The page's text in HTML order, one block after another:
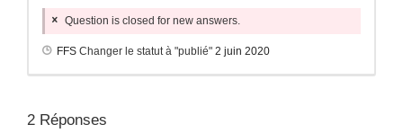
Question is closed for new answers.
FFS Changer le statut à "publié" 2 juin 2020
2 Réponses